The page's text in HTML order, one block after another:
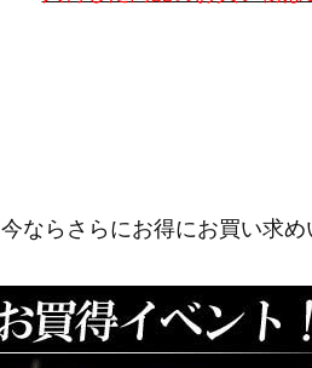
今ならさらにお得にお買い求め